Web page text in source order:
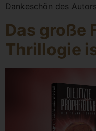
Dankeschön des
Das große
Thrillogie